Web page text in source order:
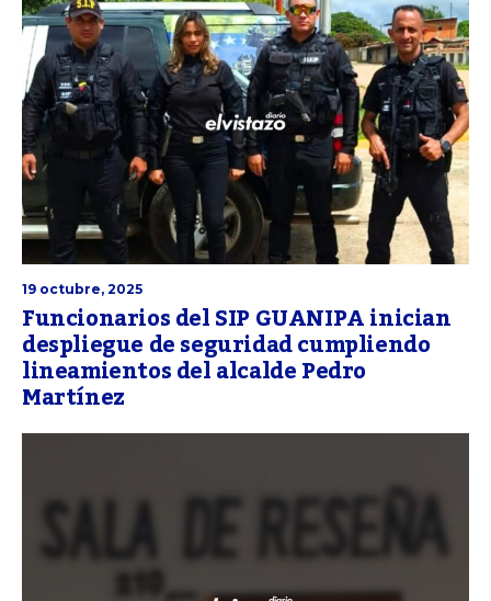
19 octubre, 2025
Funcionarios del SIP GUANIPA inician
despliegue de seguridad cumpliendo
lineamientos del alcalde Pedro
Martínez